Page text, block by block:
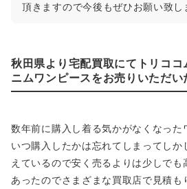
頂きますので今後もぜひお願い致し
秋田県より宅配買取にてトリコ
ニムワンピースをお売りいただい
数年前に購入し着る気かがなくなった
いつ購入したかは忘れてしまってしか
えているので安く売るよりは少しで
あったのでさまざまな買取店で見積も